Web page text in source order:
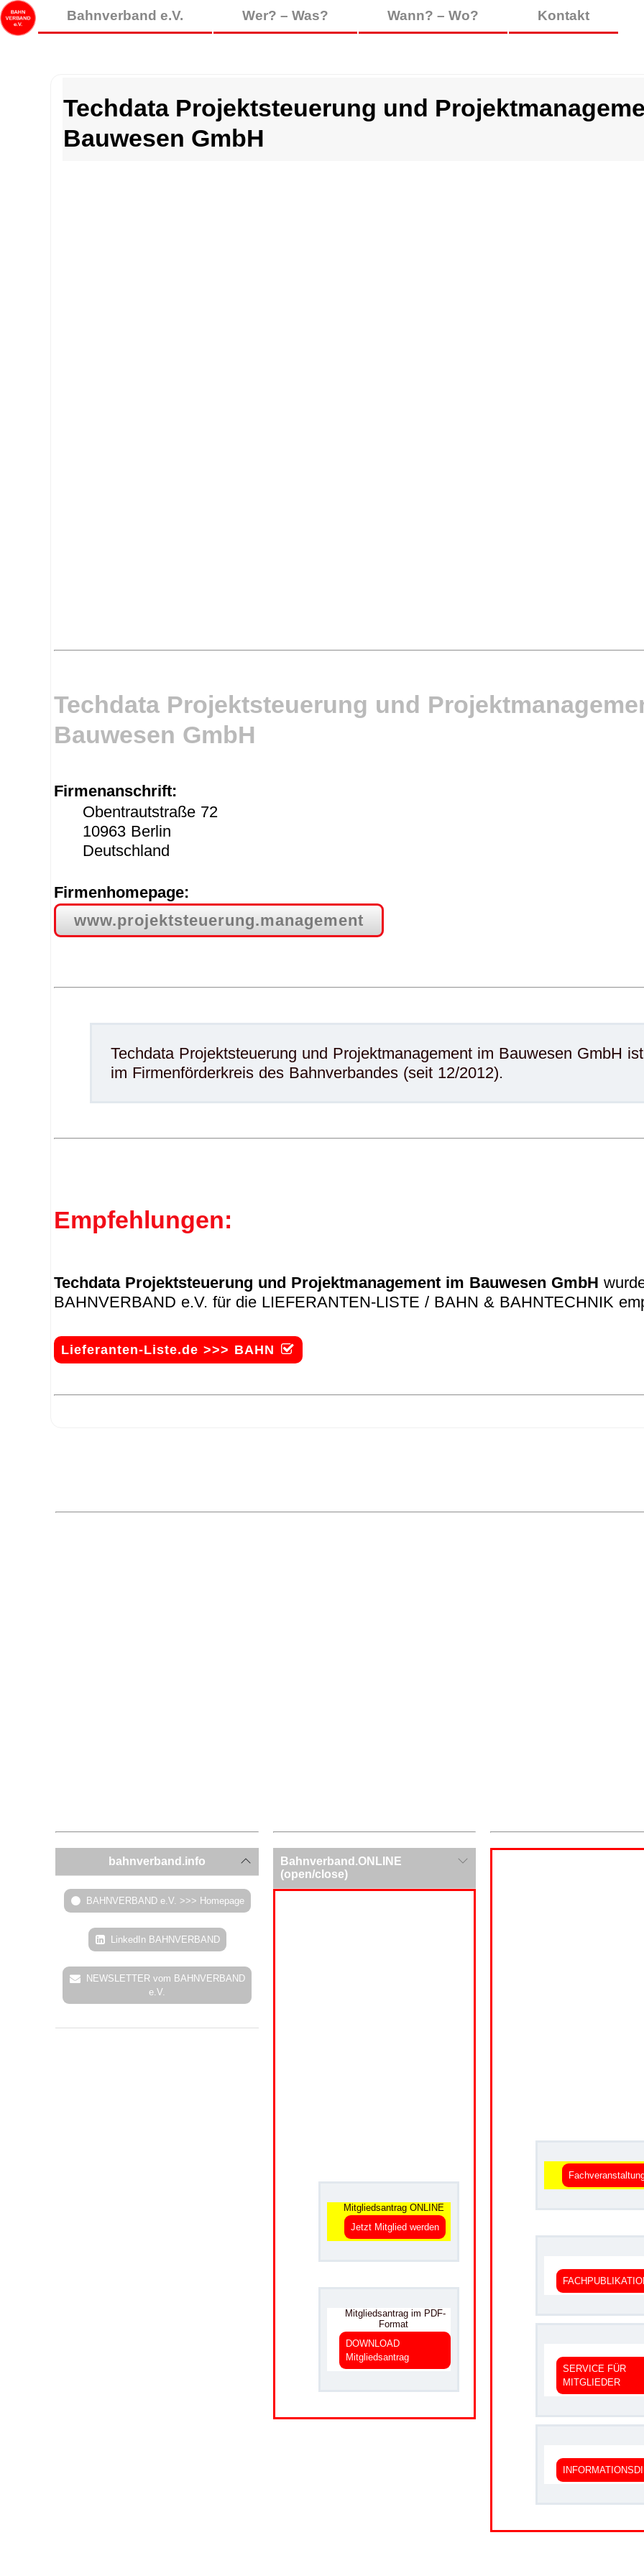
Bahnverband e.V. Wer? – Was? Wann? – Wo? Kontakt
Techdata Projektsteuerung und
Bauwesen GmbH
Techdata Projektsteuerung und
Bauwesen GmbH
Firmenanschrift:
Obentrautstraße 72
10963 Berlin
Deutschland
Firmenhomepage:
www.projektsteuerung.management
Techdata Projektsteuerung und Projektmanagement im Bauwesen GmbH
im Firmenförderkreis des Bahnverbandes (seit 12/2012).
Empfehlungen:
Techdata Projektsteuerung und Projektmanagement im Bauwesen GmbH
BAHNVERBAND e.V. für die LIEFERANTEN-LISTE / BAHN & BAHNTECHNIK
Lieferanten-Liste.de >>> BAHN
bahnverband.info
BAHNVERBAND e.V. >>> Homepage
LinkedIn BAHNVERBAND
NEWSLETTER vom BAHNVERBAND
e.V.
Bahnverband.ONLINE
(open/close)
Mitgliedsantrag ONLINE
Jetzt Mitglied werden
Mitgliedsantrag im PDF-
Format
DOWNLOAD
Mitgliedsantrag
SERVICE FÜR
MITGLIEDER